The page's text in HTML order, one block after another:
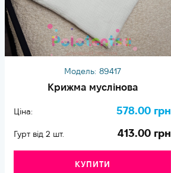
Модель: 89417
Крижма муслінова
Ціна: 578.00 грн
Гурт від 2 шт. 413.00 грн
КУПИТИ